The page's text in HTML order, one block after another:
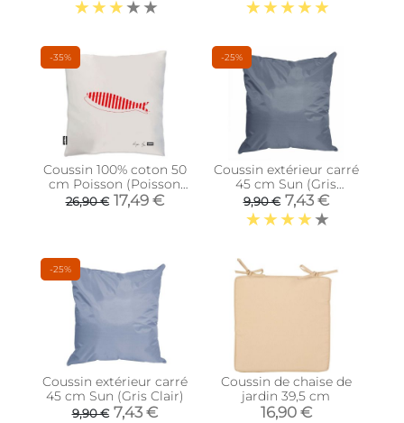
-35%
Coussin 100% coton 50
cm Poisson (Poisson
rouge)
26,90 € 17,49 €
-25%
Coussin extérieur carré
45 cm Sun (Gris
Anthracite)
9,90 € 7,43 €
-25%
Coussin extérieur carré
45 cm Sun (Gris Clair)
9,90 € 7,43 €
Coussin de chaise de
jardin 39,5 cm
16,90 €